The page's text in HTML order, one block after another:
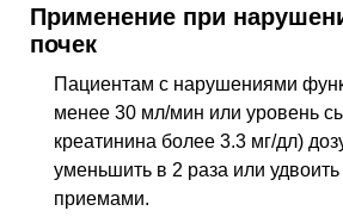
Применение при
почек
Пациентам с нарушениями
менее 30 мл/мин или уровень
креатинина более 3.3 мг/дл)
уменьшить в 2 раза или
приемами.